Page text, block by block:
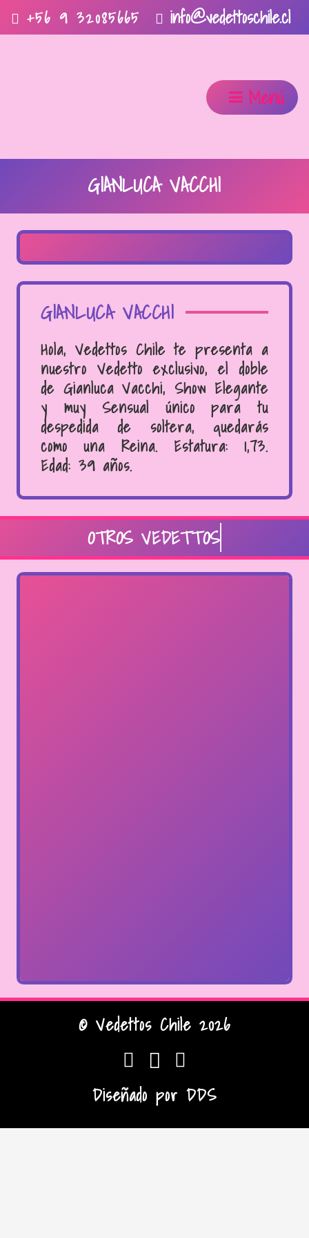
+56 9 32085665 info@vedettoschile.cl
Menú
GIANLUCA VACCHI
GIANLUCA VACCHI
Hola, Vedettos Chile te presenta a
nuestro Vedetto exclusivo, el doble
de Gianluca Vacchi, Show Elegante
y muy Sensual único para tu
despedida de soltera, quedarás
como una Reina. Estatura: 1,73.
Edad: 39 años.
OTROS VEDETTOS
© Vedettos Chile 2026
Diseñado por DDS